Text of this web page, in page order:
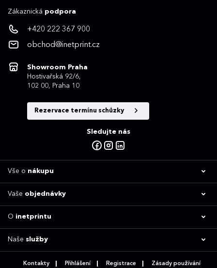
Zákaznická podpora
+420 222 367 900
obchod@inetprint.cz
Showroom Praha
Hostivařská 92/6,
102 00, Praha 10
Rezervace termínu schůzky
Sledujte nás
Vše o nákupu
Vaše objednávky
O inetprintu
Naše služby
Kontakty Přihlášení Registrace Zásady používání